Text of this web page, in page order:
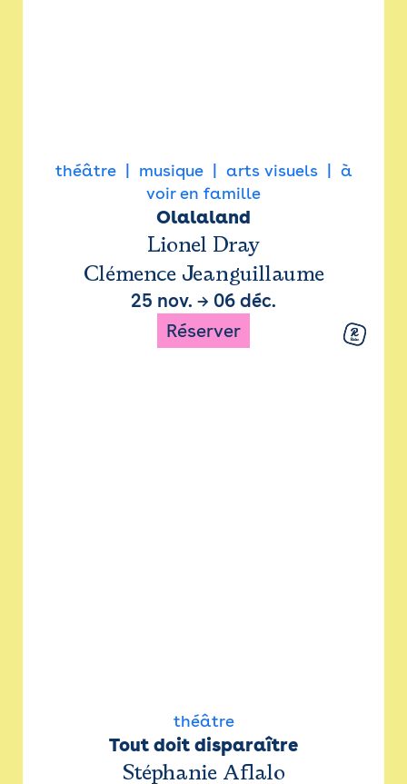
théâtre musique arts visuels
à
voir en famille
Olalaland
Lionel Dray
Clémence Jeanguillaume
25 nov. → 06 déc.
Réserver
théâtre
Tout doit disparaître
Stéphanie Aflalo